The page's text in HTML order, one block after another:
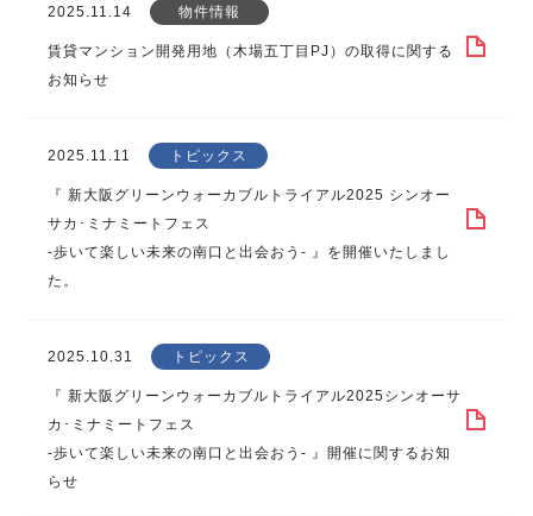
2025.11.14 物件情報
賃貸マンション開発用地（木場五丁目PJ）の取得に関する
お知らせ
2025.11.11 トピックス
『 新大阪グリーンウォーカブルトライアル2025 シンオー
サカ･ミナミートフェス
-歩いて楽しい未来の南口と出会おう- 』を開催いたしまし
た。
2025.10.31 トピックス
『 新大阪グリーンウォーカブルトライアル2025シンオーサ
カ･ミナミートフェス
-歩いて楽しい未来の南口と出会おう- 』開催に関するお知
らせ